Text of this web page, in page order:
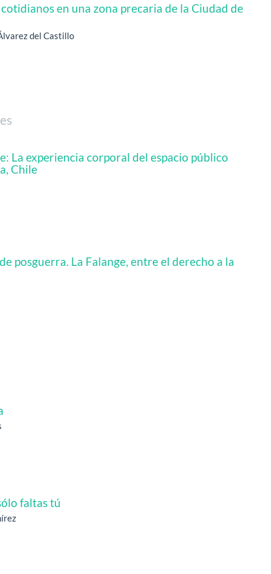
en una zona precaria de la Ciudad de
del Castillo
La experiencia corporal del espacio público
Chile
posguerra. La Falange, entre el derecho a la
faltas tú